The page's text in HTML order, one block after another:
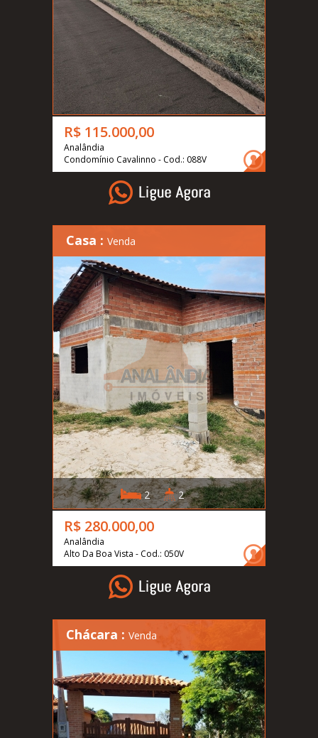
R$ 115.000,00
Analândia
Condomínio Cavalinno - Cod.: 088V
Casa : Venda
2 2
R$ 280.000,00
Analândia
Alto Da Boa Vista - Cod.: 050V
Chácara : Venda